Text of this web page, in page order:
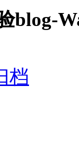
blog-
档